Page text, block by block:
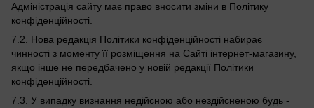
Адміністрація сайту має право вносити зміни в Політику
конфіденційності.
7.2. Нова редакція Політики конфіденційності набирає
чинності з моменту її розміщення на Сайті інтернет-магазину,
якщо інше не передбачено у новій редакції Політики
конфіденційності.
7.3. У випадку визнання недійсною або нездійсненою будь -